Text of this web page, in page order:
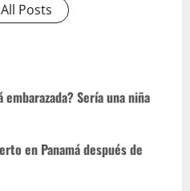
Posts
Sería una niña
en Panamá después de